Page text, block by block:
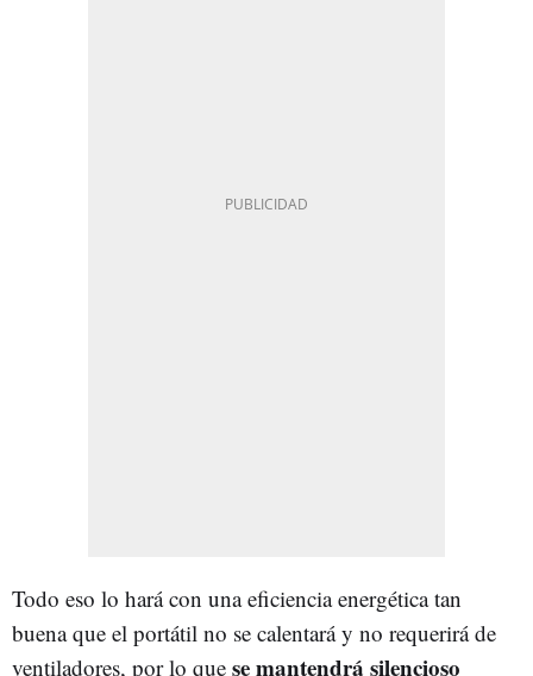
Todo eso lo hará con una eficiencia energética tan
buena que el portátil no se calentará y no requerirá de
ventiladores, por lo que se mantendrá silencioso